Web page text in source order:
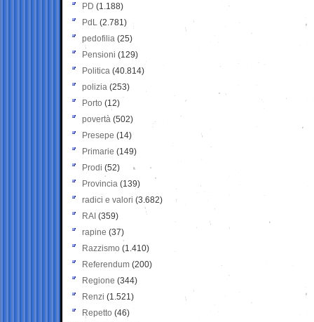
PD (1.188)
PdL (2.781)
pedofilia (25)
Pensioni (129)
Politica (40.814)
polizia (253)
Porto (12)
povertà (502)
Presepe (14)
Primarie (149)
Prodi (52)
Provincia (139)
radici e valori (3.682)
RAI (359)
rapine (37)
Razzismo (1.410)
Referendum (200)
Regione (344)
Renzi (1.521)
Repetto (46)